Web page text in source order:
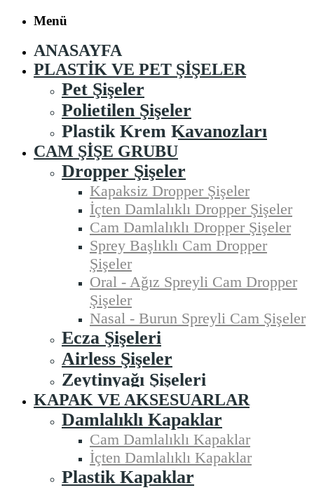
Menü
ANASAYFA
PLASTIK VE PET ŞIŞELER
Pet Şişeler
Polietilen Şişeler
Plastik Krem Kavanozları
CAM ŞIŞE GRUBU
Dropper Şişeler
Kapaksiz Dropper Şişeler
İçten Damlalıklı Dropper Şişeler
Cam Damlalıklı Dropper Şişeler
Sprey Başlıklı Cam Dropper
Şişeler
Oral - Ağız Spreyli Cam Dropper
Şişeler
Nasal - Burun Spreyli Cam Şişeler
Ecza Şişeleri
Airless Şişeler
Zeytinyağı Şişeleri
KAPAK VE AKSESUARLAR
Damlalıklı Kapaklar
Cam Damlalıklı Kapaklar
İçten Damlalıklı Kapaklar
Plastik Kapaklar